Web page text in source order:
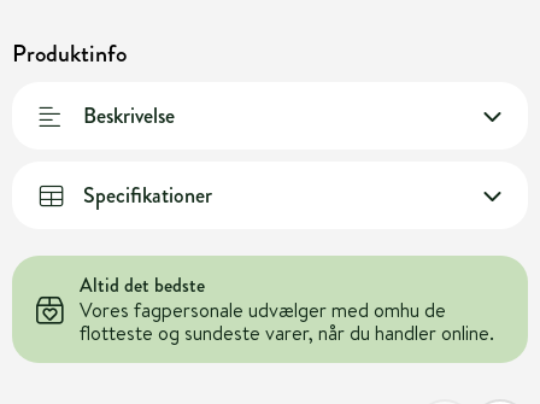
Produktinfo
Beskrivelse
Specifikationer
Altid det bedste
Vores fagpersonale udvælger med omhu de
flotteste og sundeste varer, når du handler online.